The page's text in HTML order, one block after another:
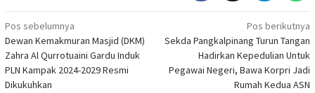
Navigasi
pos
Pos sebelumnya
Dewan Kemakmuran Masjid (DKM)
Zahra Al Qurrotuaini Gardu Induk
PLN Kampak 2024-2029 Resmi
Dikukuhkan
Pos berikutnya
Sekda Pangkalpinang Turun Tangan
Hadirkan Kepedulian Untuk
Pegawai Negeri, Bawa Korpri Jadi
Rumah Kedua ASN